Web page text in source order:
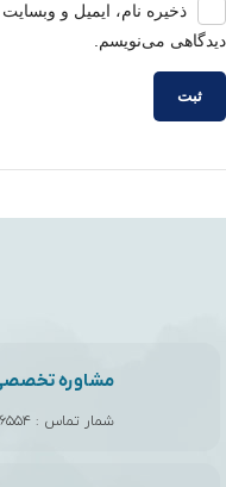
ذخیره نام، ایمیل و
دیدگاهی می‌نویسم.
مشاوره
شمار تماس :